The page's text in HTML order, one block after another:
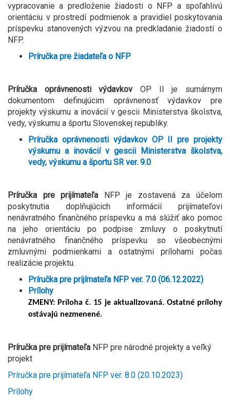
vypracovanie a predloženie žiadosti o NFP a spoľahlivú
orientáciu v prostredí podmienok a pravidiel poskytovania
príspevku stanovených výzvou na predkladanie žiadostí o
NFP.
Príručka pre žiadateľa o NFP
Príručka oprávnenosti výdavkov OP II je sumárnym
dokumentom definujúcim oprávnenosť výdavkov pre
projekty výskumu a inovácií v gescii Ministerstva školstva,
vedy, výskumu a športu Slovenskej republiky.
Príručka oprávnenosti výdavkov OP II pre projekty
výskumu a inovácií v gescii Ministerstva školstva,
vedy, výskumu a športu SR ver. 9.0
Príručka pre prijímateľa NFP je zostavená za účelom
poskytnutia doplňujúcich informácií prijímateľovi
nenávratného finančného príspevku a má slúžiť ako pomoc
na jeho orientáciu po podpise zmluvy o poskytnutí
nenávratného finančného príspevku so všeobecnými
zmluvnými podmienkami a ostatnými prílohami počas
realizácie projektu.
Príručka pre prijímateľa NFP ver. 7.0 (06.12.2022)
Prílohy
ZMENY: Príloha č. 15 je aktualizovaná. Ostatné prílohy
ostávajú nezmenené.
Príručka pre prijímateľa NFP pre národné projekty a veľký
projekt
Príručka pre prijímateľa NFP ver. 8.0 (20.10.2023)
Prílohy